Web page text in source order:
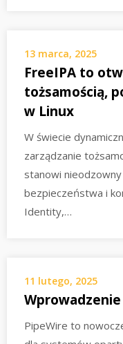
13 marca, 2025
FreeIPA to
tożsamością,
w Linux
W świecie
zarządzanie
stanowi
bezpieczeństwa i
Identity,…
11 lutego, 2025
PipeWire to